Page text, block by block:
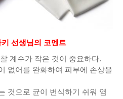
선생님의 코멘트
계수가 작은 것이 중요하다.
없어를 완화하여 피부에 손상을
것으로 균이 번식하기 쉬워 염